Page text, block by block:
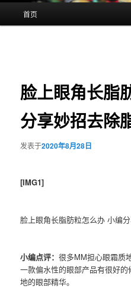
首页
脸上眼角长脂
分享妙招去除
发表于2020年8月28日
[IMG1]
脸上眼角长脂肪粒怎么办 小编
小编点评：很多MM担心眼霜质
一款偏水性的眼部产品有很好
地的眼部精华。